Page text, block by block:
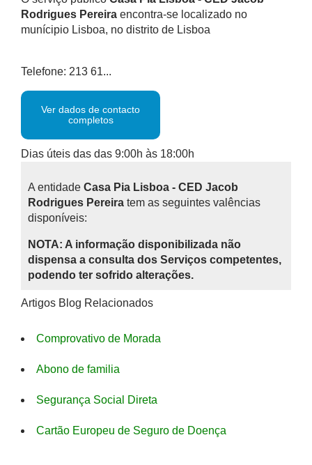
Rodrigues Pereira encontra-se localizado no
munícipio Lisboa, no distrito de Lisboa
Telefone: 213 61...
Ver dados de contacto
completos
Dias úteis das das 9:00h às 18:00h
A entidade Casa Pia Lisboa - CED Jacob
Rodrigues Pereira tem as seguintes valências
disponíveis:
NOTA: A informação disponibilizada não
dispensa a consulta dos Serviços competentes,
podendo ter sofrido alterações.
Artigos Blog Relacionados
Comprovativo de Morada
Abono de familia
Segurança Social Direta
Cartão Europeu de Seguro de Doença